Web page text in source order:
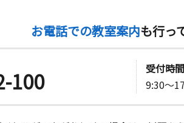
お電話での教室案内も行っ
100
受付時間
9:30～